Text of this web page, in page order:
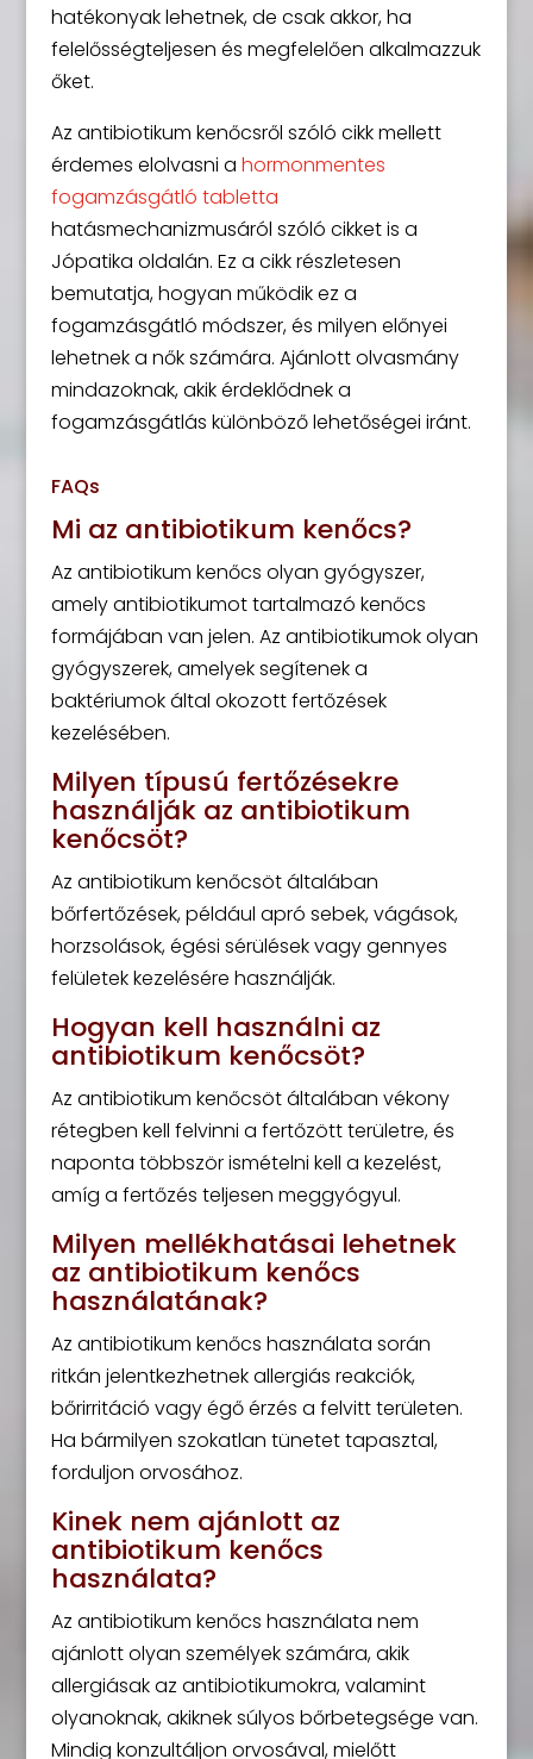
hatékonyak lehetnek, de csak akkor, ha
felelősségteljesen és megfelelően alkalmazzuk
őket.
Az antibiotikum kenőcsről szóló cikk mellett
érdemes elolvasni a hormonmentes
fogamzásgátló tabletta
hatásmechanizmusáról szóló cikket is a
Jópatika oldalán. Ez a cikk részletesen
bemutatja, hogyan működik ez a
fogamzásgátló módszer, és milyen előnyei
lehetnek a nők számára. Ajánlott olvasmány
mindazoknak, akik érdeklődnek a
fogamzásgátlás különböző lehetőségei iránt.
FAQs
Mi az antibiotikum kenőcs?
Az antibiotikum kenőcs olyan gyógyszer,
amely antibiotikumot tartalmazó kenőcs
formájában van jelen. Az antibiotikumok olyan
gyógyszerek, amelyek segítenek a
baktériumok által okozott fertőzések
kezelésében.
Milyen típusú fertőzésekre
használják az antibiotikum
kenőcsöt?
Az antibiotikum kenőcsöt általában
bőrfertőzések, például apró sebek, vágások,
horzsolások, égési sérülések vagy gennyes
felületek kezelésére használják.
Hogyan kell használni az
antibiotikum kenőcsöt?
Az antibiotikum kenőcsöt általában vékony
rétegben kell felvinni a fertőzött területre, és
naponta többször ismételni kell a kezelést,
amíg a fertőzés teljesen meggyógyul.
Milyen mellékhatásai lehetnek
az antibiotikum kenőcs
használatának?
Az antibiotikum kenőcs használata során
ritkán jelentkezhetnek allergiás reakciók,
bőrirritáció vagy égő érzés a felvitt területen.
Ha bármilyen szokatlan tünetet tapasztal,
forduljon orvosához.
Kinek nem ajánlott az
antibiotikum kenőcs
használata?
Az antibiotikum kenőcs használata nem
ajánlott olyan személyek számára, akik
allergiásak az antibiotikumokra, valamint
olyanoknak, akiknek súlyos bőrbetegsége van.
Mindig konzultáljon orvosával, mielőtt